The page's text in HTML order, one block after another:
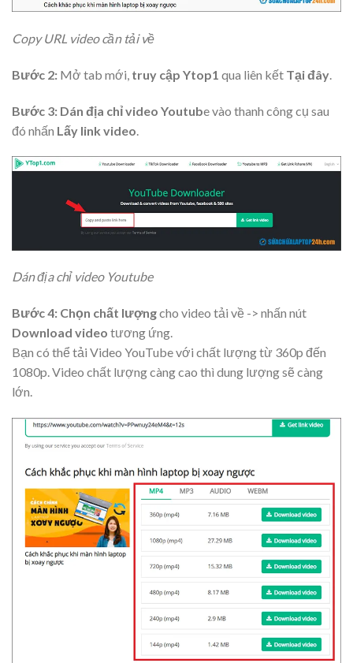
Copy URL video cần tải về
Bước 2: Mở tab mới, truy cập Ytop1 qua liên kết Tại đây
Bước 3: Dán địa chỉ video Youtube vào thanh công cụ sau
đó nhấn Lấy link video
Dán địa chỉ video Youtube
Bước 4: Chọn chất lượngcho video tải về -> nhấn nút
Download video tương ứng.
Bạn có thể tải Video YouTube với chất lượng từ 360p đến
1080p. Video chất lượng càng cao thì dung lượng sẽ càng
lớn.